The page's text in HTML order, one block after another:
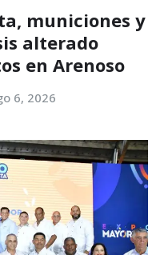
municiones y
alterado
en Arenoso
6, 2026